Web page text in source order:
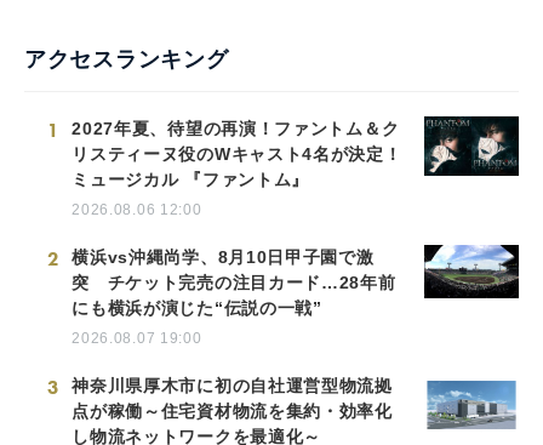
アクセスランキング
1
2027年夏、待望の再演！ファントム＆ク
リスティーヌ役のWキャスト4名が決定！
ミュージカル 『ファントム』
2026.08.06 12:00
2
横浜vs沖縄尚学、8月10日甲子園で激
突 チケット完売の注目カード…28年前
にも横浜が演じた“伝説の一戦”
2026.08.07 19:00
3
神奈川県厚木市に初の自社運営型物流拠
点が稼働～住宅資材物流を集約・効率化
し物流ネットワークを最適化～